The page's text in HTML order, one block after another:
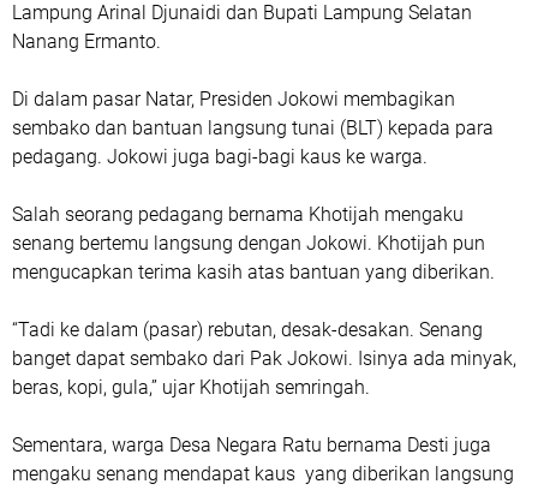
Lampung Arinal Djunaidi dan Bupati Lampung Selatan
Nanang Ermanto.
Di dalam pasar Natar, Presiden Jokowi membagikan
sembako dan bantuan langsung tunai (BLT) kepada para
pedagang. Jokowi juga bagi-bagi kaus ke warga.
Salah seorang pedagang bernama Khotijah mengaku
senang bertemu langsung dengan Jokowi. Khotijah pun
mengucapkan terima kasih atas bantuan yang diberikan.
“Tadi ke dalam (pasar) rebutan, desak-desakan. Senang
banget dapat sembako dari Pak Jokowi. Isinya ada minyak,
beras, kopi, gula,” ujar Khotijah semringah.
Sementara, warga Desa Negara Ratu bernama Desti juga
mengaku senang mendapat kaus yang diberikan langsung